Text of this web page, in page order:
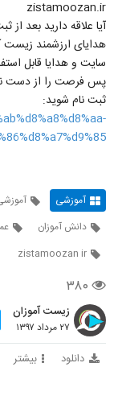
zistamoozan.ir
آیا علاقه دارید بعد
هدایای ارزشمند زیست
سایت و هدایا قابل
پس فرصت را از دست
ثبت نام شوید:
آموزشی
دانش آموزان
zistamoozan ir
۳۸۰
زیست آموزان
۲۷ مرداد ۱۳۹۷
دانلود بیشتر